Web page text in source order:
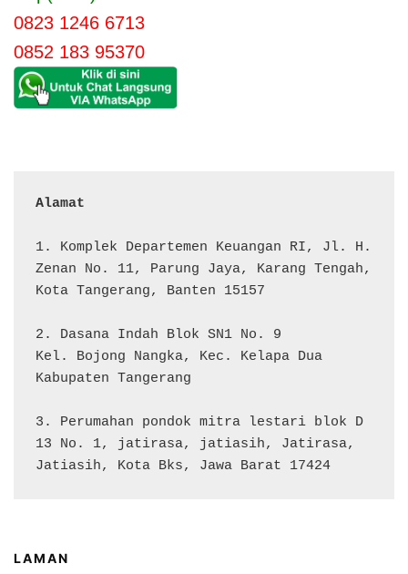
0823 1246 6713
0852 183 95370
Alamat
1. Komplek Departemen Keuangan RI, Jl. H.
Zenan No. 11, Parung Jaya, Karang Tengah,
Kota Tangerang, Banten 15157
2. Dasana Indah Blok SN1 No. 9
Kel. Bojong Nangka, Kec. Kelapa Dua
Kabupaten Tangerang
3. Perumahan pondok mitra lestari blok D
13 No. 1, jatirasa, jatiasih, Jatirasa,
Jatiasih, Kota Bks, Jawa Barat 17424
LAMAN